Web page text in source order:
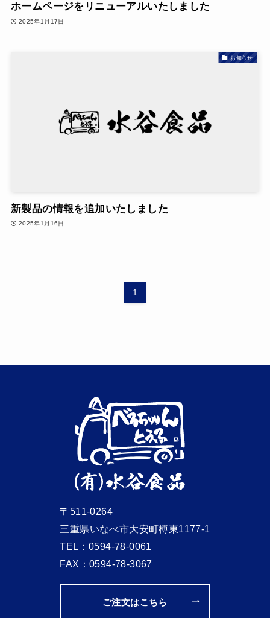
ホームページをリニューアルいたしました
2025年1月17日
お知らせ
新製品の情報を追加いたしました
2025年1月16日
1
〒511-0264
三重県いなべ市大安町榑東1177-1
TEL： 0594-78-0061
FAX：0594-78-3067
ご注文はこちら